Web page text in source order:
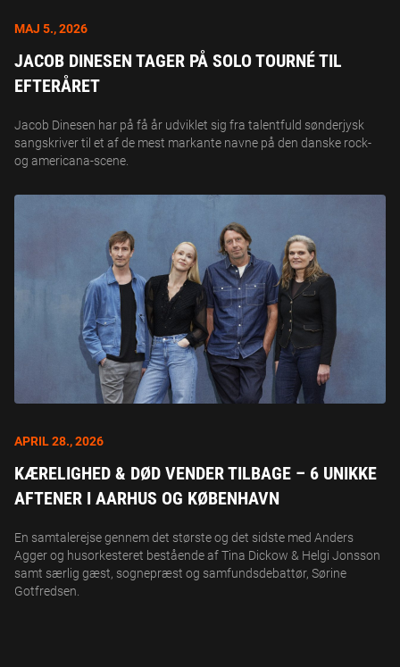
MAJ 5., 2026
JACOB DINESEN TAGER PÅ SOLO TOURNÉ TIL
EFTERÅRET
Jacob Dinesen har på få år udviklet sig fra talentfuld sønderjysk
sangskriver til et af de mest markante navne på den danske rock-
og americana-scene.
APRIL 28., 2026
KÆRELIGHED & DØD VENDER TILBAGE – 6 UNIKKE
AFTENER I AARHUS OG KØBENHAVN
En samtalerejse gennem det største og det sidste med Anders
Agger og husorkesteret bestående af Tina Dickow & Helgi Jonsson
samt særlig gæst, sognepræst og samfundsdebattør, Sørine
Gotfredsen.